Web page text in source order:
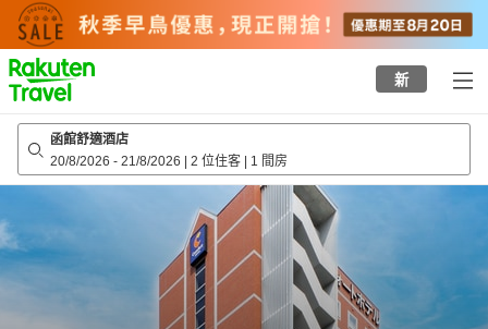
to
top
page
新
函館舒適酒店
20/8/2026 - 21/8/2026 | 2 位住客 | 1 間房